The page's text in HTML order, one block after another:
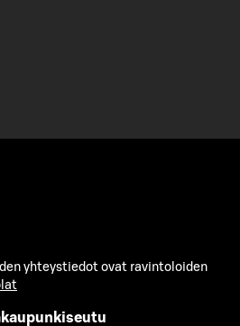
yhteystiedot ovat ravintoloiden